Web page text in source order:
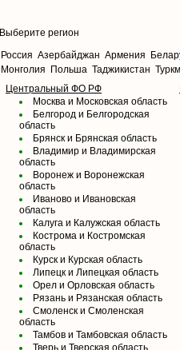
Выберите регион
Россия Азербайджан Армения
Монголия
Польша Таджикистан
Центральный ФО РФ
Москва и Московская область
Белгород и Белгородская
область
Брянск и Брянская область
Владимир и Владимирская
область
Воронеж и Воронежская
область
Иваново и Ивановская
область
Калуга и Калужская область
Кострома и Костромская
область
Курск и Курская область
Липецк и Липецкая область
Орел и Орловская область
Рязань и Рязанская область
Смоленск и Смоленская
область
Тамбов и Тамбовская область
Тверь и Тверская область